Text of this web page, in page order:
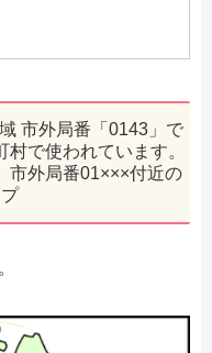
市外局番「0143」で
で使われています。
市外局番01×××付近の